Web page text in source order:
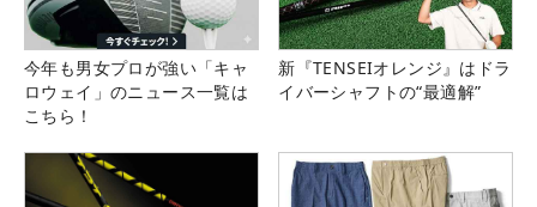
今年も男女プロが強い「キャ
ロウェイ」のニュース一覧は
こちら！
新『TENSEIオレンジ』はドラ
イバーシャフトの“最適解”